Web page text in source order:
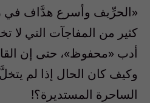
«الحرِّيف وأسرع هدَّاف في
كثير من المفاجآت التي لا
أدب «محفوظ»، حتى إن
وكيف كان الحال إذا لم
الساحرة المستديرة؟!